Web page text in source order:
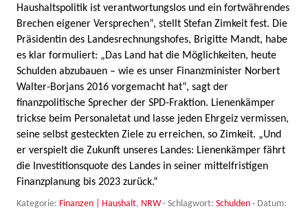
Haushaltspolitik ist verantwortungslos und ein fortwährendes
Brechen eigener Versprechen“, stellt Stefan Zimkeit fest. Die
Präsidentin des Landesrechnungshofes, Brigitte Mandt, habe
es klar formuliert: „Das Land hat die Möglichkeiten, heute
Schulden abzubauen – wie es unser Finanzminister Norbert
Walter-Borjans 2016 vorgemacht hat“, sagt der
finanzpolitische Sprecher der SPD-Fraktion. Lienenkämper
trickse beim Personaletat und lasse jeden Ehrgeiz vermissen,
seine selbst gesteckten Ziele zu erreichen, so Zimkeit. „Und
er verspielt die Zukunft unseres Landes: Lienenkämper fährt
die Investitionsquote des Landes in seiner mittelfristigen
Finanzplanung bis 2023 zurück.“
Kategorie: Finanzen | Haushalt, NRW· Schlagwort: Schulden · Datum: